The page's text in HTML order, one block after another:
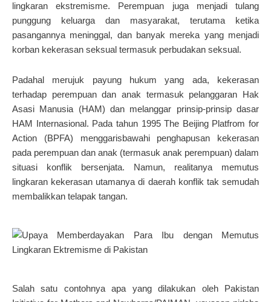
lingkaran ekstremisme. Perempuan juga menjadi tulang
punggung keluarga dan masyarakat, terutama ketika
pasangannya meninggal, dan banyak mereka yang menjadi
korban kekerasan seksual termasuk perbudakan seksual.
Padahal merujuk payung hukum yang ada, kekerasan
terhadap perempuan dan anak termasuk pelanggaran Hak
Asasi Manusia (HAM) dan melanggar prinsip-prinsip dasar
HAM Internasional. Pada tahun 1995 The Beijing Platfrom for
Action (BPFA) menggarisbawahi penghapusan kekerasan
pada perempuan dan anak (termasuk anak perempuan) dalam
situasi konflik bersenjata. Namun, realitanya memutus
lingkaran kekerasan utamanya di daerah konflik tak semudah
membalikkan telapak tangan.
Salah satu contohnya apa yang dilakukan oleh Pakistan